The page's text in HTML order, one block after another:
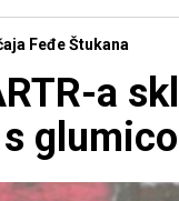
Feđe Štukana
a